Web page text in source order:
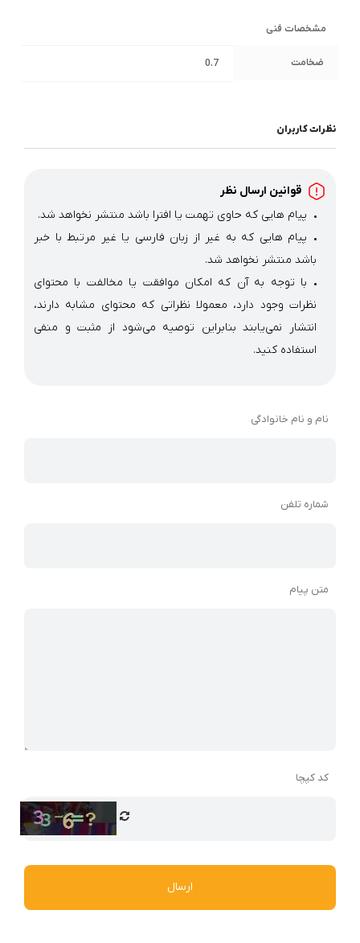
مشخصات فنی
ضخامت 0.7
نظرات کاربران
قوانین ارسال نظر
پیام هایی که حاوی تهمت یا افترا باشد منتشر نخواهد شد.
پیام هایی که به غیر از زبان فارسی یا غیر مرتبط با خبر
باشد منتشر نخواهد شد.
با توجه به آن که امکان موافقت یا مخالفت با محتوای
نظرات وجود دارد، معمولا نظراتی که محتوای مشابه دارند،
انتشار نمی‌یابند بنابراین توصیه می‌شود از مثبت و منفی
استفاده کنید.
نام و نام خانوادگی
شماره تلفن
متن پیام
کد کپچا
ارسال